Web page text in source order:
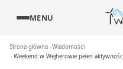
MENU
Strona główna Wiadomości
Weekend w Wejherowie pełen